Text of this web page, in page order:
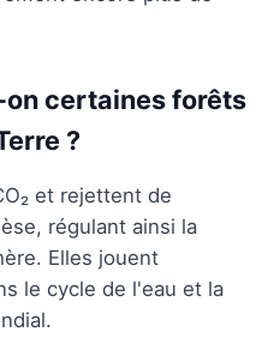
certaines forêts
?
et rejettent de
régulant ainsi la
Elles jouent
le cycle de l'eau et la